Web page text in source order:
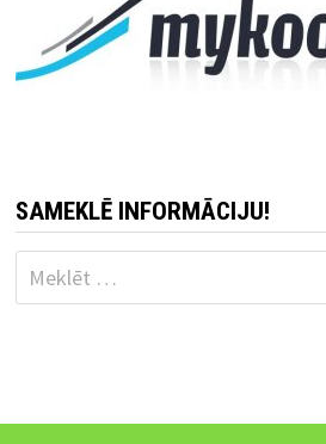
SAMEKLĒ INFORMĀCIJU!
Meklēt: